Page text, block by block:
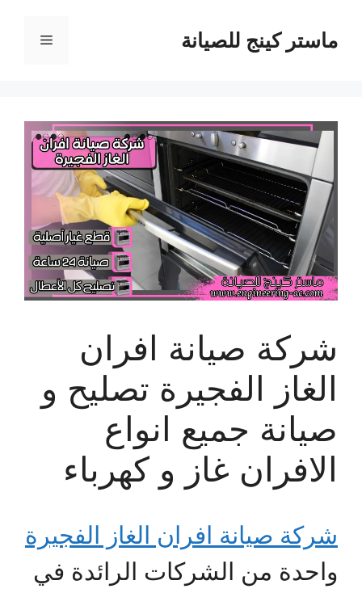
المحتوىماستر كينج للصيانة القائمة
شركة صيانة افران
الغاز الفجيرة تصليح و
صيانة جميع انواع
الافران غاز و كهرباء
شركة صيانة افران الغاز الفجيرة
واحدة من الشركات الرائدة في